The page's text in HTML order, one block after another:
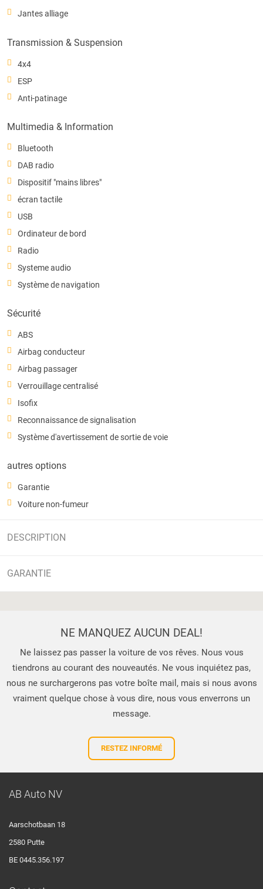
Jantes alliage
Transmission & Suspension
4x4
ESP
Anti-patinage
Multimedia & Information
Bluetooth
DAB radio
Dispositif "mains libres"
écran tactile
USB
Ordinateur de bord
Radio
Systeme audio
Système de navigation
Sécurité
ABS
Airbag conducteur
Airbag passager
Verrouillage centralisé
Isofix
Reconnaissance de signalisation
Système d'avertissement de sortie de voie
autres options
Garantie
Voiture non-fumeur
DESCRIPTION
GARANTIE
NE MANQUEZ AUCUN DEAL!
Ne laissez pas passer la voiture de vos rêves. Nous vous
tiendrons au courant des nouveautés. Ne vous inquiétez pas,
nous ne surchargerons pas votre boîte mail, mais si nous avons
vraiment quelque chose à vous dire, nous vous enverrons un
message.
RESTEZ INFORMÉ
AB Auto NV
Aarschotbaan 18
2580 Putte
BE 0445.356.197